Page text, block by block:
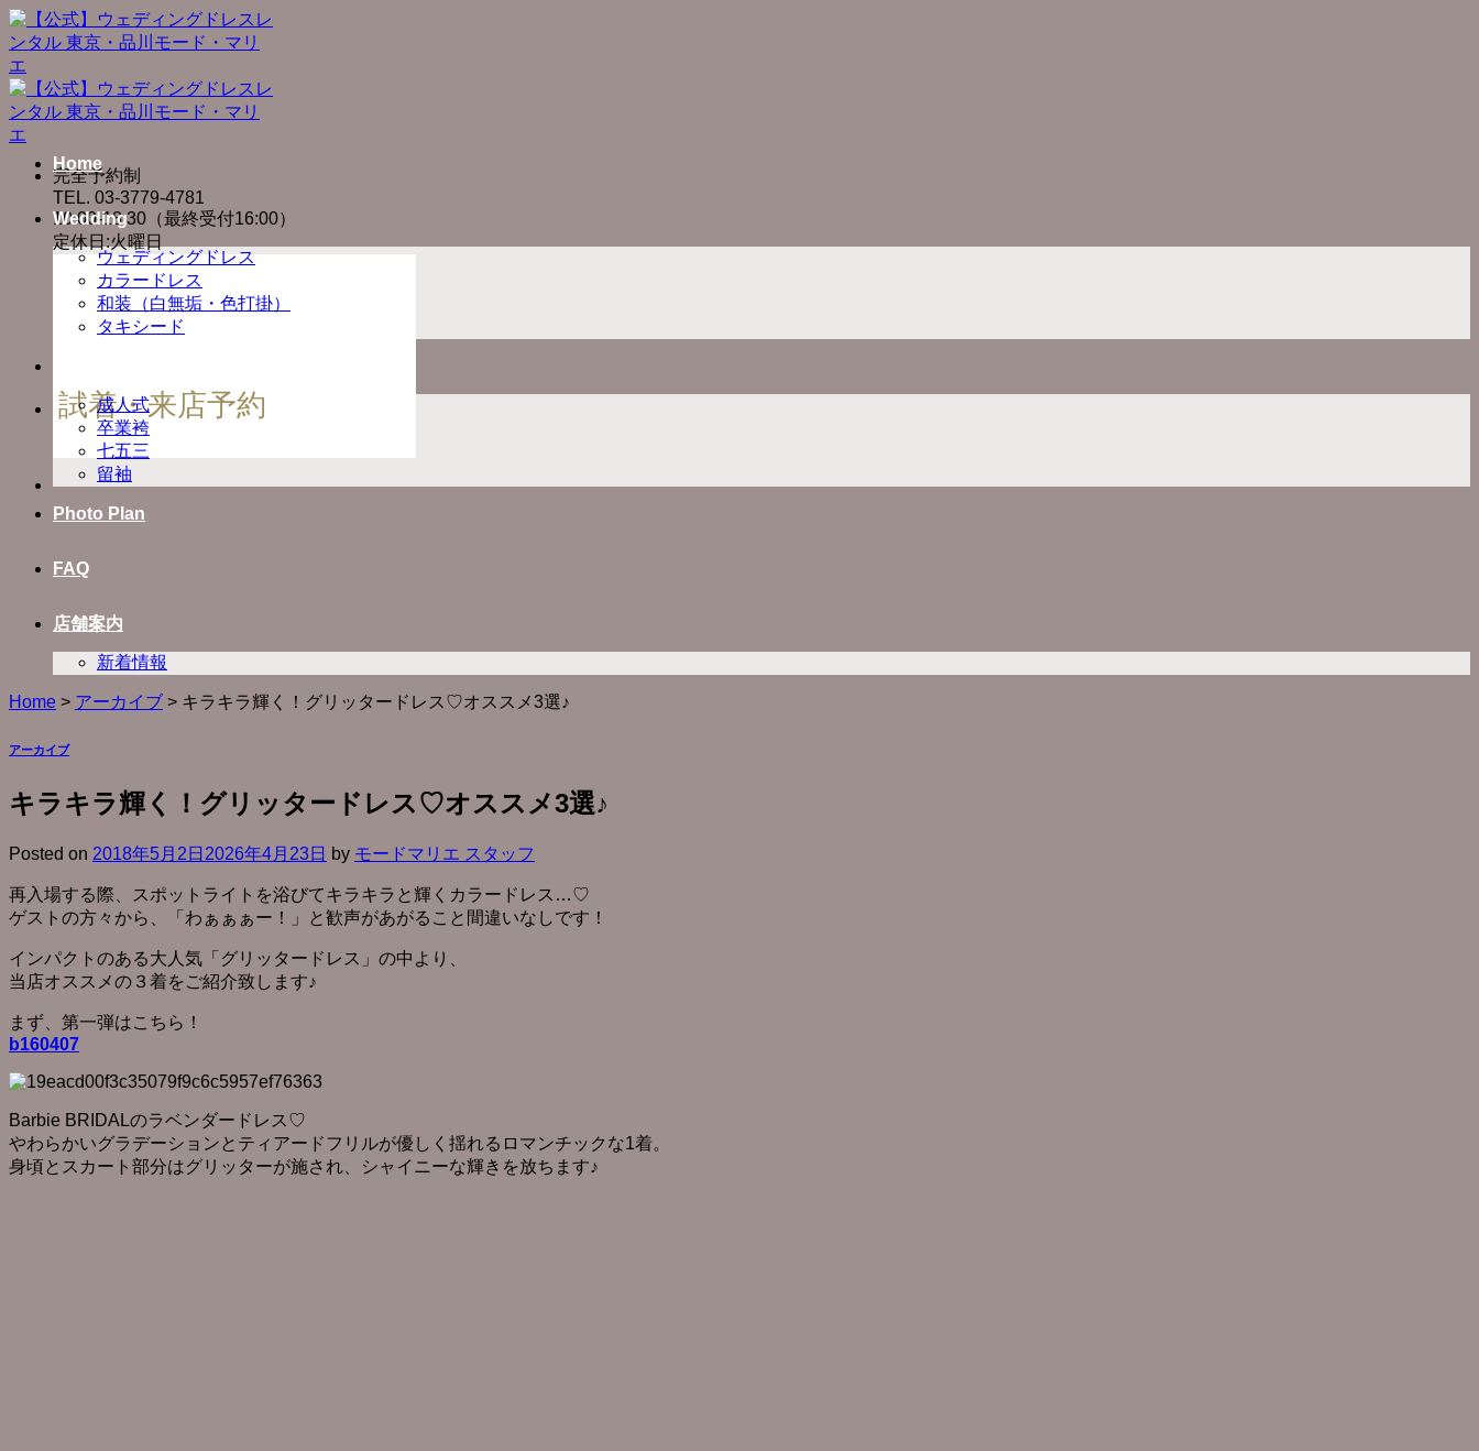
Skip
to
content
完全予約制
TEL. 03-3779-4781
10:00-18:30（最終受付16:00）
定休日:火曜日
試着・来店予約
Home
Wedding
ウェディングドレス
カラードレス
和装（白無垢・色打掛）
タキシード
成人式
卒業袴
七五三
留袖
Photo Plan
FAQ
店舗案内
新着情報
Home > アーカイブ > キラキラ輝く！グリッタードレス♡オススメ3選♪
アーカイブ
キラキラ輝く！グリッタードレス♡オススメ3選♪
Posted on 2018年5月2日 2026年4月23日 by モードマリエ スタッフ
再入場する際、スポットライトを浴びてキラキラと輝くカラードレス…♡
ゲストの方々から、「わぁぁぁー！」と歓声があがること間違いなしです！
インパクトのある大人気「グリッタードレス」の中より、
当店オススメの３着をご紹介致します♪
まず、第一弾はこちら！
b160407
Barbie BRIDALのラベンダードレス♡
やわらかいグラデーションとティアードフリルが優しく揺れるロマンチックな1着。
身頃とスカート部分はグリッターが施され、シャイニーな輝きを放ちます♪